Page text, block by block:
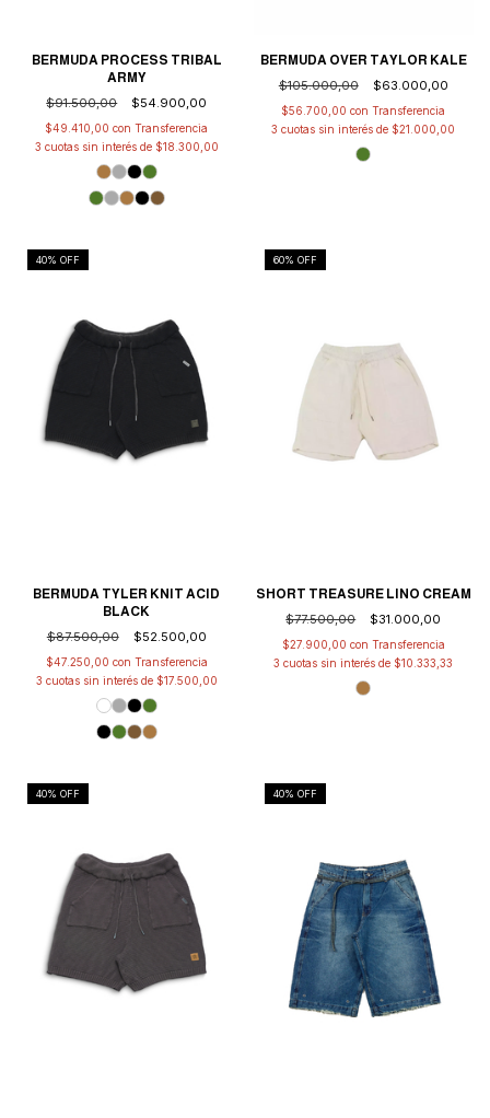
BERMUDA PROCESS TRIBAL
ARMY
$91.500,00
$54.900,00
$49.410,00con
3 cuotas sin interés de $18.300,00
BERMUDA OVER TAYLOR KALE
$105.000,00
$63.000,00
$56.700,00con
3 cuotas sin interés de $21.000,00
40% OFF
BERMUDA TYLER KNIT ACID
BLACK
$87.500,00
$52.500,00
$47.250,00 con
3 cuotas sin interés de $17.500,00
60% OFF
SHORT TREASURE LINO CREAM
$77.500,00
$31.000,00
$27.900,00 con
3 cuotas sin interés de $10.333,33
40% OFF 40% OFF